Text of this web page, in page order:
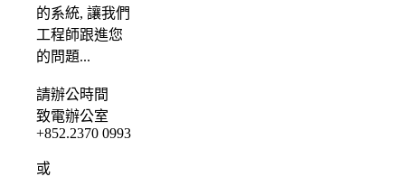
的系統, 讓我們
工程師跟進您
的問題...
請辦公時間
致電辦公室
+852.2370 0993
或